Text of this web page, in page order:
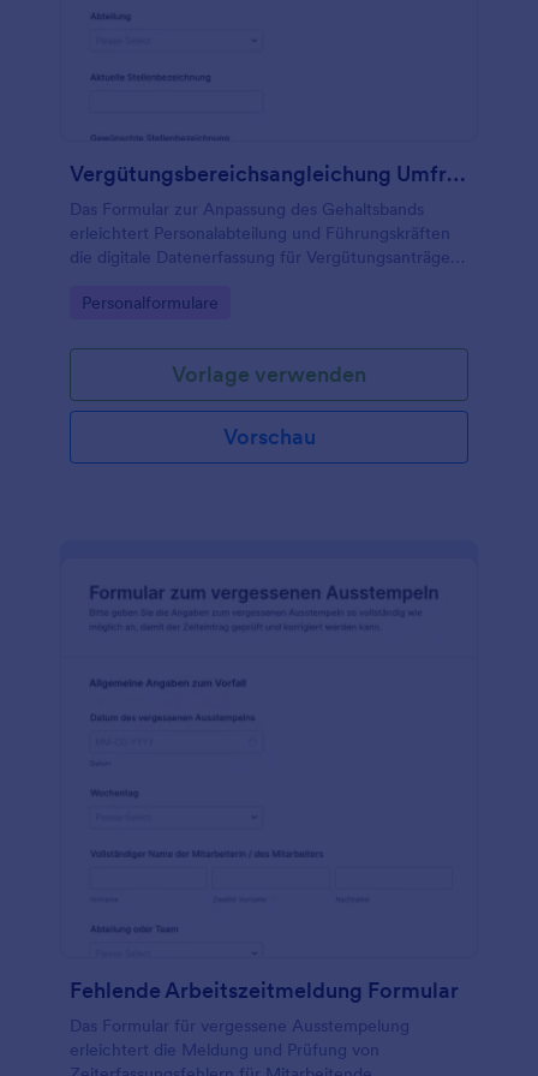
Vergütungsbereichsangleichung Umfrage
Das Formular zur Anpassung des Gehaltsbands
erleichtert Personalabteilung und Führungskräften
die digitale Datenerfassung für Vergütungsanträge,
Weiterleitung im internen Prozess.
Go to Category:
Personalformulare
Vorlage verwenden
Vorschau
Fehlende Arbeitszeitmeldung Formular
Das Formular für vergessene Ausstempelung
erleichtert die Meldung und Prüfung von